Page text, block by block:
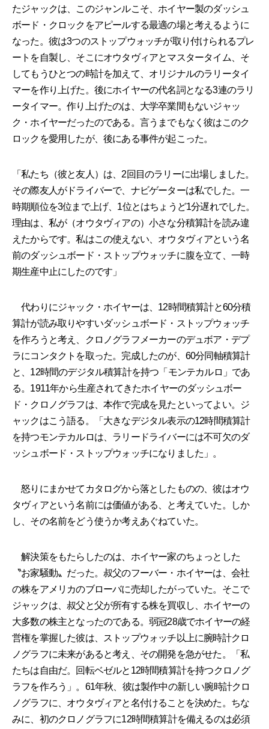
たジャックは、このジャンルこそ、ホイヤー製のダッシュ
ボード・クロックをアピールする最適の場と考えるように
なった。彼は3つのストップウォッチが取り付けられるプレ
ートを自製し、そこにオウタヴィアとマスタータイム、そ
してもうひとつの時計を加えて、オリジナルのラリータイ
マーを作り上げた。後にホイヤーの代名詞となる3連のラリ
ータイマー。作り上げたのは、大学卒業間もないジャッ
ク・ホイヤーだったのである。言うまでもなく彼はこのク
ロックを愛用したが、後にある事件が起こった。
「私たち（彼と友人）は、2回目のラリーに出場しました。
その際友人がドライバーで、ナビゲーターは私でした。一
時期順位を3位まで上げ、1位とはちょうど1分遅れでした。
理由は、私が（オウタヴィアの）小さな分積算計を読み違
えたからです。私はこの使えない、オウタヴィアという名
前のダッシュボード・ストップウォッチに腹を立て、一時
期生産中止にしたのです」
代わりにジャック・ホイヤーは、12時間積算計と60分積
算計が読み取りやすいダッシュボード・ストップウォッチ
を作ろうと考え、クロノグラフメーカーのデュボア・デプ
ラにコンタクトを取った。完成したのが、60分同軸積算計
と、12時間のデジタル積算計を持つ「モンテカルロ」であ
る。1911年から生産されてきたホイヤーのダッシュボー
ド・クロノグラフは、本作で完成を見たといってよい。ジ
ャックはこう語る。「大きなデジタル表示の12時間積算計
を持つモンテカルロは、ラリードライバーには不可欠のダ
ッシュボード・ストップウォッチになりました」。
怒りにまかせてカタログから落としたものの、彼はオウ
タヴィアという名前には価値がある、と考えていた。しか
し、その名前をどう使うか考えあぐねていた。
解決策をもたらしたのは、ホイヤー家のちょっとした
〝お家騒動〟だった。叔父のフーバー・ホイヤーは、会社
の株をアメリカのブローバに売却したがっていた。そこで
ジャックは、叔父と父が所有する株を買収し、ホイヤーの
大多数の株主となったのである。弱冠28歳でホイヤーの経
営権を掌握した彼は、ストップウォッチ以上に腕時計クロ
ノグラフに未来があると考え、その開発を急がせた。「私
たちは自由だ。回転ベゼルと12時間積算計を持つクロノグ
ラフを作ろう」。61年秋、彼は製作中の新しい腕時計クロ
ノグラフに、オウタヴィアと名付けることを決めた。ちな
みに、初のクロノグラフに12時間積算計を備えるのは必須